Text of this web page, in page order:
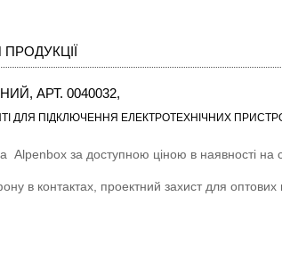
АРТ. 0040032,
ДЛЯ ПІДКЛЮЧЕННЯ ЕЛЕКТРОТЕХНІЧНИХ
Alpenbox за доступною ціною в наявності на
в контактах, проектний захист для оптових